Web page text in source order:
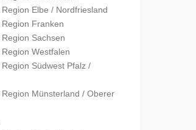
Elbe / Nordfriesland
Franken
Sachsen
Westfalen
Südwest Pfalz /
Münsterland / Oberer